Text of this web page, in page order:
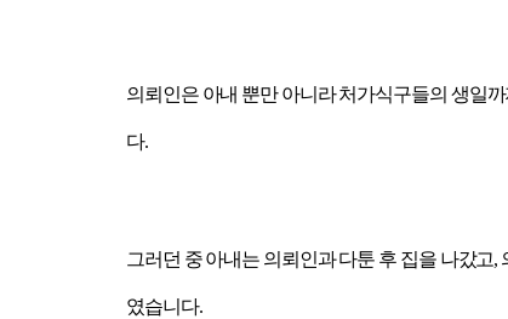
의뢰인은 아내 뿐만 아니라 처가식구들의 생일
다.
그러던 중 아내는 의뢰인과 다툰 후 집을 나갔
였습니다.